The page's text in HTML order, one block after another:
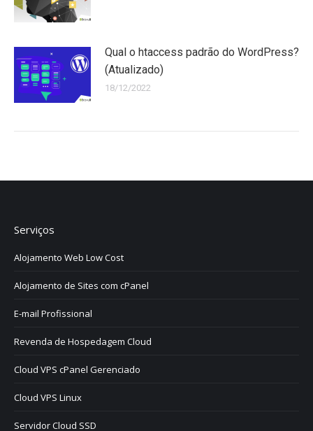
Qual o htaccess padrão do WordPress?
(Atualizado)
18/12/2022
Serviços
Alojamento Web Low Cost
Alojamento de Sites com cPanel
E-mail Profissional
Revenda de Hospedagem Cloud
Cloud VPS cPanel Gerenciado
Cloud VPS Linux
Servidor Cloud SSD